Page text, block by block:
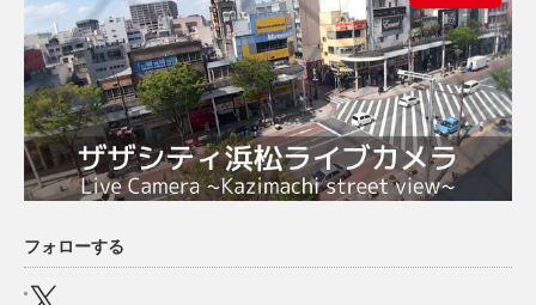
フォローする
X